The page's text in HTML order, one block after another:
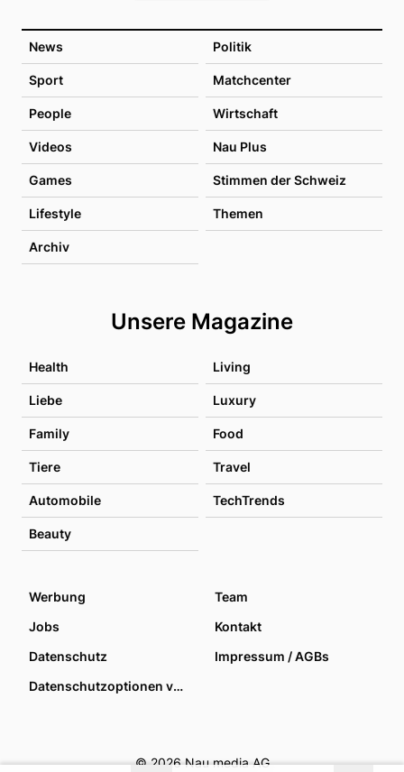
News Politik
Sport Matchcenter
People Wirtschaft
Videos Nau Plus
Games Stimmen der Schweiz
Lifestyle Themen
Archiv
Unsere Magazine
Health Living
Liebe Luxury
Family Food
Tiere Travel
Automobile TechTrends
Beauty
Werbung
Team
Jobs
Kontakt
Datenschutz
Impressum / AGBs
Datenschutzoptionen verwalten
© 2026 Nau media AG